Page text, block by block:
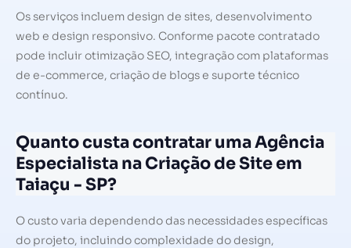
Os serviços incluem design de sites, desenvolvimento
web e design responsivo. Conforme pacote contratado
pode incluir otimização SEO, integração com plataformas
de e-commerce, criação de blogs e suporte técnico
contínuo.
Quanto custa contratar uma Agência
Especialista na Criação de Site em
Taiaçu - SP?
O custo varia dependendo das necessidades específicas
do projeto, incluindo complexidade do design,